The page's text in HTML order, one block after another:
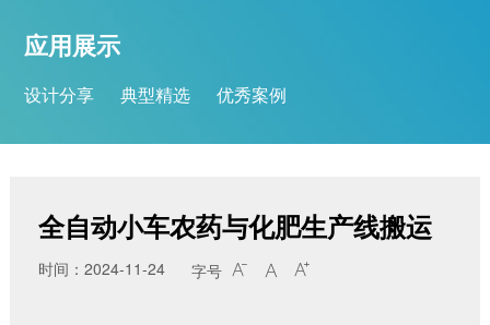
优秀案例
工业机器人
履带底盘
应用展示
设计分享 典型精选 优秀案例
全自动小车农药与化肥生产线搬运
时间：2024-11-24 字号   